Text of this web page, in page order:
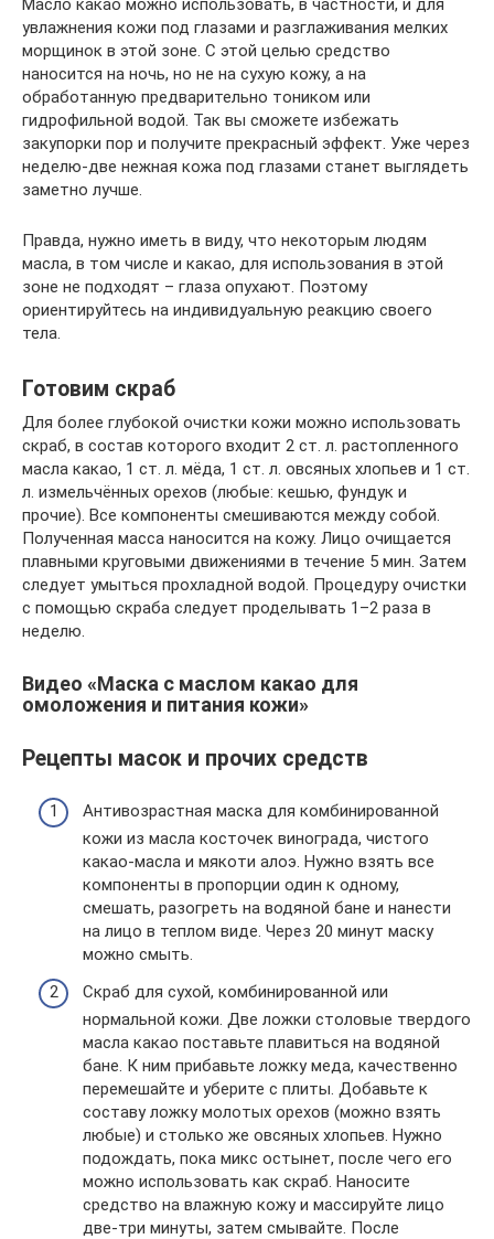
увлажнения кожи под глазами и разглаживания мелких
морщинок в этой зоне. С этой целью средство
наносится на ночь, но не на сухую кожу, а на
обработанную предварительно тоником или
гидрофильной водой. Так вы сможете избежать
закупорки пор и получите прекрасный эффект. Уже через
неделю-две нежная кожа под глазами станет выглядеть
заметно лучше.
Правда, нужно иметь в виду, что некоторым людям
масла, в том числе и какао, для использования в этой
зоне не подходят – глаза опухают. Поэтому
ориентируйтесь на индивидуальную реакцию своего
тела.
Готовим скраб
Для более глубокой очистки кожи можно использовать
скраб, в состав которого входит 2 ст. л. растопленного
масла какао, 1 ст. л. мёда, 1 ст. л. овсяных хлопьев и 1 ст.
л. измельчённых орехов (любые: кешью, фундук и
прочие). Все компоненты смешиваются между собой.
Полученная масса наносится на кожу. Лицо очищается
плавными круговыми движениями в течение 5 мин. Затем
следует умыться прохладной водой. Процедуру очистки
с помощью скраба следует проделывать 1–2 раза в
неделю.
Видео «Маска с маслом какао для
омоложения и питания кожи»
Рецепты масок и прочих средств
Антивозрастная маска для комбинированной
кожи из масла косточек винограда, чистого
какао-масла и мякоти алоэ. Нужно взять все
компоненты в пропорции один к одному,
смешать, разогреть на водяной бане и нанести
на лицо в теплом виде. Через 20 минут маску
можно смыть.
Скраб для сухой, комбинированной или
нормальной кожи. Две ложки столовые твердого
масла какао поставьте плавиться на водяной
бане. К ним прибавьте ложку меда, качественно
перемешайте и уберите с плиты. Добавьте к
составу ложку молотых орехов (можно взять
любые) и столько же овсяных хлопьев. Нужно
подождать, пока микс остынет, после чего его
можно использовать как скраб. Наносите
средство на влажную кожу и массируйте лицо
две-три минуты, затем смывайте. После